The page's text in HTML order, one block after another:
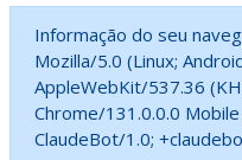
Informação do seu
Mozilla/5.0 (Linux;
AppleWebKit/537.36
Chrome/131.0.0.0
ClaudeBot/1.0;